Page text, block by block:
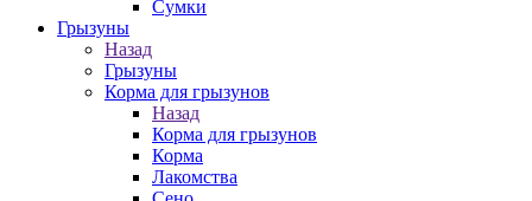
Сумки
Грызуны
Назад
Грызуны
Корма для грызунов
Назад
Корма для грызунов
Корма
Лакомства